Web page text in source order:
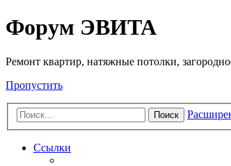
Регистрация
Форум ЭВИТА
Ремонт квартир, натяжные потолки,
Пропустить
Поиск
Ссылки